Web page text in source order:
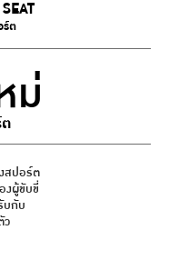
ร์ต
ม่
สปอร์ต
งผู้ขับขี่
บกับ
ว